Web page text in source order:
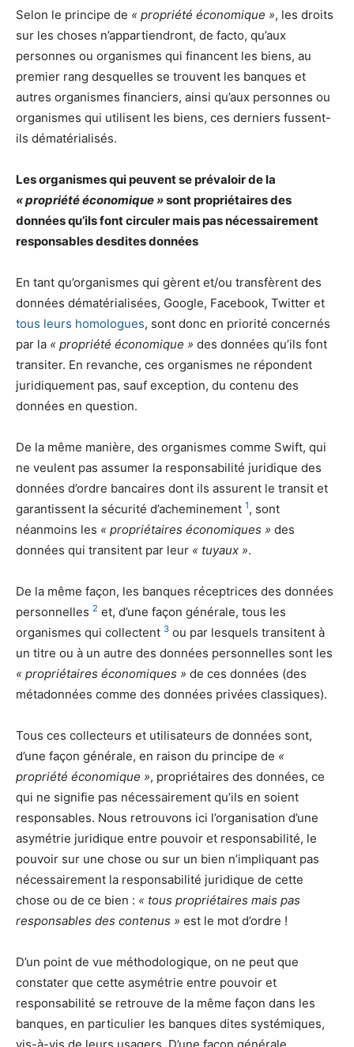
Selon le principe de « propriété économique », les droits
sur les choses n’appartiendront, de facto, qu’aux
personnes ou organismes qui financent les biens, au
premier rang desquelles se trouvent les banques et
autres organismes financiers, ainsi qu’aux personnes ou
organismes qui utilisent les biens, ces derniers fussent-
ils dématérialisés.
Les organismes qui peuvent se prévaloir de la
« propriété économique »sont propriétaires des
données qu’ils font circuler mais pas nécessairement
responsables desdites données
En tant qu’organismes qui gèrent et/ou transfèrent des
données dématérialisées, Google, Facebook, Twitter et
tous leurs homologues, sont donc en priorité concernés
par la « propriété économique » des données qu’ils font
transiter. En revanche, ces organismes ne répondent
juridiquement pas, sauf exception, du contenu des
données en question.
De la même manière, des organismes comme Swift, qui
ne veulent pas assumer la responsabilité juridique des
données d’ordre bancaires dont ils assurent le transit et
garantissent la sécurité d’acheminement 1, sont
néanmoins les « propriétaires économiques » des
données qui transitent par leur « tuyaux ».
De la même façon, les banques réceptrices des données
personnelles 2 et, d’une façon générale, tous les
organismes qui collectent 3 ou par lesquels transitent à
un titre ou à un autre des données personnelles sont les
« propriétaires économiques » de ces données (des
métadonnées comme des données privées classiques).
Tous ces collecteurs et utilisateurs de données sont,
d’une façon générale, en raison du principe de «
propriété économique », propriétaires des données, ce
qui ne signifie pas nécessairement qu’ils en soient
responsables. Nous retrouvons ici l’organisation d’une
asymétrie juridique entre pouvoir et responsabilité, le
pouvoir sur une chose ou sur un bien n’impliquant pas
nécessairement la responsabilité juridique de cette
chose ou de ce bien : « tous propriétaires mais pas
responsables des contenus » est le mot d’ordre !
D’un point de vue méthodologique, on ne peut que
constater que cette asymétrie entre pouvoir et
responsabilité se retrouve de la même façon dans les
banques, en particulier les banques dites systémiques,
vis-à-vis de leurs usagers. D’une façon générale,